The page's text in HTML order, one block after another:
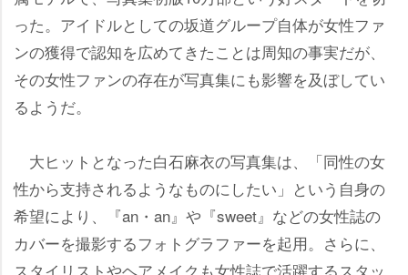
った。アイドルとしての坂道グループ自体が女性ファ
ンの獲得で認知を広めてきたことは周知の事実だが、
その女性ファンの存在が写真集にも影響を及ぼしてい
るようだ。
大ヒットとなった白石麻衣の写真集は、「同性の女
性から支持されるようなものにしたい」という自身の
希望により、『an・an』や『sweet』などの女性誌の
カバーを撮影するフォトグラファーを起用。さらに、
スタイリストやヘアメイクも女性誌で活躍するスタッ